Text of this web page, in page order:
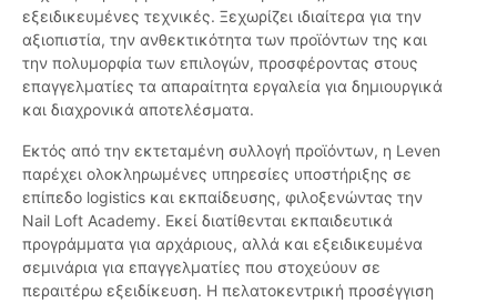
εξειδικευμένες τεχνικές. Ξεχωρίζει ιδιαίτερα για την
αξιοπιστία, την ανθεκτικότητα των προϊόντων της και
την πολυμορφία των επιλογών, προσφέροντας στους
επαγγελματίες τα απαραίτητα εργαλεία για δημιουργικά
και διαχρονικά αποτελέσματα.
Εκτός από την εκτεταμένη συλλογή προϊόντων, η Leven
παρέχει ολοκληρωμένες υπηρεσίες υποστήριξης σε
επίπεδο logistics και εκπαίδευσης, φιλοξενώντας την
Nail Loft Academy. Εκεί διατίθενται εκπαιδευτικά
προγράμματα για αρχάριους, αλλά και εξειδικευμένα
σεμινάρια για επαγγελματίες που στοχεύουν σε
περαιτέρω εξειδίκευση. Η πελατοκεντρική προσέγγιση